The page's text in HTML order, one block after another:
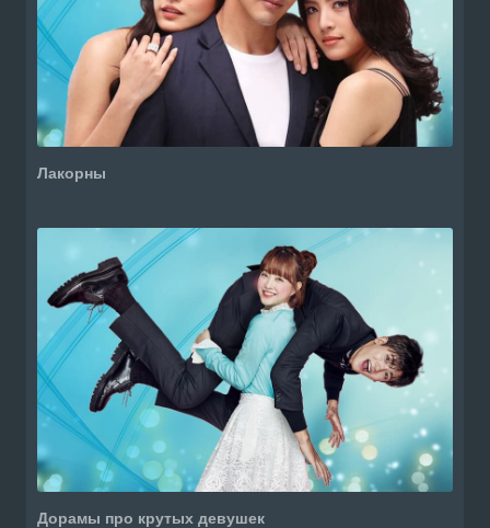
Лакорны
Дорамы про крутых девушек